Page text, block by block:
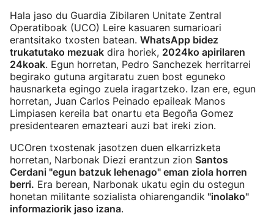
Hala jaso du Guardia Zibilaren Unitate Zentral
Operatiboak (UCO) Leire kasuaren sumarioari
erantsitako txosten batean. WhatsApp bidez
trukatutako mezuak dira horiek, 2024ko apirilaren
24koak. Egun horretan, Pedro Sanchezek herritarrei
begirako gutuna argitaratu zuen bost eguneko
hausnarketa egingo zuela iragartzeko. Izan ere, egun
horretan, Juan Carlos Peinado epaileak Manos
Limpiasen kereila bat onartu eta Begoña Gomez
presidentearen emazteari auzi bat ireki zion.
UCOren txostenak jasotzen duen elkarrizketa
horretan, Narbonak Diezi erantzun zion Santos
Cerdani "egun batzuk lehenago" eman ziola horren
berri. Era berean, Narbonak ukatu egin du ostegun
honetan militante sozialista ohiarengandik "inolako"
informaziorik jaso izana.